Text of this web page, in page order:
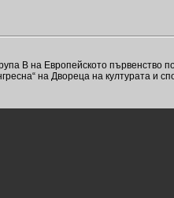
В на Европейското
на Двореца на културата и